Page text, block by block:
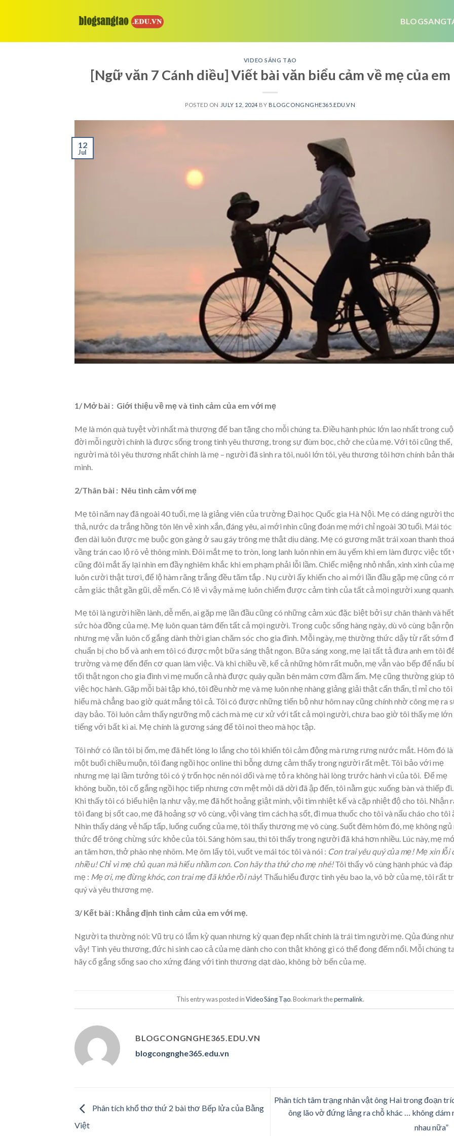
VIDEO SÁNG TẠO
[Ngữ văn 7 Cánh diều] Viết bài văn biểu cảm về mẹ của em
POSTED ON JULY 12, 2024 BY BLOGCONGNGHE365.EDU.VN
12
Jul
1/ Mở bài : Giới thiệu về mẹ và tình cảm của em với mẹ
Mẹ là món quà tuyệt vời nhất mà thượng đế ban tặng cho mỗi chúng ta. Điều hạnh phúc lớn lao nhất trong
đời mỗi người chính là được sống trong tình yêu thương, trong sự đùm bọc, chở che của mẹ. Với tôi cũng thế,
người mà tôi yêu thương nhất chính là mẹ – người đã sinh ra tôi, nuôi lớn tôi, yêu thương tôi hơn chính bản
mình.
2/Thân bài : Nêu tình cảm với mẹ
Mẹ tôi năm nay đã ngoài 40 tuổi, mẹ là giảng viên của trường Đại học Quốc gia Hà Nội. Mẹ có dáng người
thả, nước da trắng hồng tôn lên vẻ xinh xắn, đáng yêu, ai mới nhìn cũng đoán mẹ mới chỉ ngoài 30 tuổi. Mái tóc
đen dài luôn được mẹ buộc gọn gàng ở sau gáy trông mẹ thật dịu dàng. Mẹ có gương mặt trái xoan thanh
vầng trán cao lộ rõ vẻ thông minh. Đôi mắt mẹ to tròn, long lanh luôn nhìn em âu yếm khi em làm được việc tốt
cũng đôi mắt ấy lại nhìn em đầy nghiêm khắc khi em phạm phải lỗi lầm. Chiếc miệng nhỏ nhắn, xinh xinh của mẹ
luôn cười thật tươi, để lộ hàm răng trắng đều tăm tắp . Nụ cười ấy khiến cho ai mới lần đầu gặp mẹ cũng có
cảm giác thật gần gũi, dễ mến. Có lẽ vì vậy mà mẹ luôn chiếm được cảm tình của tất cả mọi người xung quanh.
Mẹ tôi là người hiền lành, dễ mến, ai gặp mẹ lần đầu cũng có những cảm xúc đặc biệt bởi sự chân thành và hết
sức hòa đồng của mẹ. Mẹ luôn quan tâm đến tất cả mọi người. Trong cuộc sống hàng ngày, dù vô cùng bận rộn
nhưng mẹ vẫn luôn cố gắng dành thời gian chăm sóc cho gia đình. Mỗi ngày, mẹ thường thức dậy từ rất sớm
chuẩn bị cho bố và anh em tôi có được một bữa sáng thật ngon. Bữa sáng xong, mẹ lại tất tả đưa anh em tôi
trường và mẹ đến đến cơ quan làm việc. Và khi chiều về, kể cả những hôm rất muộn, mẹ vẫn vào bếp để nấu
tối thật ngon cho gia đình vì mẹ muốn cả nhà được quây quần bên mâm cơm đầm ấm. Mẹ cũng thường giúp
việc học hành. Gặp mỗi bài tập khó, tôi đều nhờ mẹ và mẹ luôn nhẹ nhàng giảng giải thật cẩn thẩn, tỉ mỉ cho tôi
hiểu mà chẳng bao giờ quát mắng tôi cả. Tôi có được những tiến bộ như hôm nay cũng chính nhờ công mẹ ra
dạy bảo. Tôi luôn cảm thấy ngưỡng mộ cách mà mẹ cư xử với tất cả mọi người, chưa bao giờ tôi thấy mẹ lớn
tiếng với bất kì ai. Mẹ chính là gương sáng để tôi noi theo mà học tập.
Tôi nhớ có lần tôi bị ốm, mẹ đã hết lòng lo lắng cho tôi khiến tôi cảm động mà rưng rưng nước mắt. Hôm đó là
một buổi chiều muộn, tôi đang ngồi học online thì bỗng dưng cảm thấy trong người rất mệt. Tôi bảo với mẹ
nhưng mẹ lại lầm tưởng tôi có ý trốn học nên nói dối và mẹ tỏ ra không hài lòng trước hành vi của tôi. Để mẹ
không buồn, tôi cố gắng ngồi học tiếp nhưng cơn mệt mỏi dã dời đã ập đến, tôi nằm gục xuống bàn và thiếp đi.
Khi thấy tôi có biểu hiện lạ như vậy, mẹ đã hốt hoảng giật mình, vội tìm nhiệt kế và cặp nhiệt độ cho tôi. Nhận
tôi đang bị sốt cao, mẹ đã hoảng sợ vô cùng, vội vàng tìm cách hạ sốt, đi mua thuốc cho tôi và nấu cháo cho tôi
Nhìn thấy dáng vẻ hấp tấp, luống cuống của mẹ, tôi thấy thương mẹ vô cùng. Suốt đêm hôm đó, mẹ không ngủ
thức để trông chừng sức khỏe của tôi. Sáng hôm sau, thì tôi thấy trong người đã khá hơn nhiều. Lúc này, mẹ
an tâm hơn, thở phào nhẹ nhõm. Mẹ ôm lấy tôi, vuốt ve mái tóc tôi và nói : Con trai yêu quý của mẹ! Mẹ xin lỗi
nhiều! Chỉ vì mẹ chủ quan mà hiểu nhầm con. Con hãy tha thứ cho mẹ nhé!Tôi thấy vô cùng hạnh phúc và
mẹ : Mẹ ơi, mẹ đừng khóc, con trai mẹ đã khỏe rồi này! Thấu hiểu được tình yêu bao la, vô bờ của mẹ, tôi rất
quý và yêu thương mẹ.
3/ Kết bài : Khẳng định tình cảm của em với mẹ.
Người ta thường nói: Vũ trụ có lắm kỳ quan nhưng kỳ quan đẹp nhất chính là trái tim người mẹ. Qủa đúng như
vậy! Tình yêu thương, đức hi sinh cao cả của mẹ dành cho con thật không gì có thể đong đếm nổi. Mỗi chúng
hãy cố gắng sống sao cho xứng đáng với tình thương dạt dào, không bờ bến của mẹ.
This entry was posted inVideo Sáng Tạo. Bookmark thepermalink.
BLOGCONGNGHE365.EDU.VN
blogcongnghe365.edu.vn
Phân tích khổ thơ thứ 2 bài thơ Bếp lửa của Bằng
Việt
Phân tích tâm trạng nhân vật ông Hai trong đoạn
ông lão vờ đứng lảng ra chỗ khác … không dám
nhau nữa”